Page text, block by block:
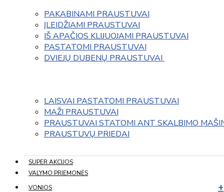
PAKABINAMI PRAUSTUVAI
ĮLEIDŽIAMI PRAUSTUVAI
IŠ APAČIOS KLIJUOJAMI PRAUSTUVAI
PASTATOMI PRAUSTUVAI
DVIEJŲ DUBENŲ PRAUSTUVAI
LAISVAI PASTATOMI PRAUSTUVAI
MAŽI PRAUSTUVAI
PRAUSTUVAI STATOMI ANT SKALBIMO
PRAUSTUVŲ PRIEDAI
SUPER AKCIJOS
VALYMO PRIEMONĖS
VONIOS